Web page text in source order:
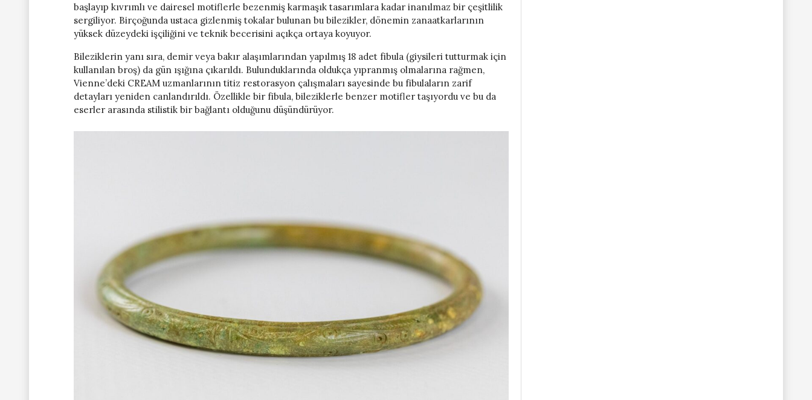
başlayıp kıvrımlı ve dairesel motiflerle bezenmiş karmaşık tasarımlara kadar inanılmaz bir çeşitlilik
sergiliyor. Birçoğunda ustaca gizlenmiş tokalar bulunan bu bilezikler, dönemin zanaatkarlarının
yüksek düzeydeki işçiliğini ve teknik becerisini açıkça ortaya koyuyor.
Bileziklerin yanı sıra, demir veya bakır alaşımlarından yapılmış 18 adet fibula (giysileri tutturmak için
kullanılan broş) da gün ışığına çıkarıldı. Bulunduklarında oldukça yıpranmış olmalarına rağmen,
Vienne’deki CREAM uzmanlarının titiz restorasyon çalışmaları sayesinde bu fibulaların zarif
detayları yeniden canlandırıldı. Özellikle bir fibula, bileziklerle benzer motifler taşıyordu ve bu da
eserler arasında stilistik bir bağlantı olduğunu düşündürüyor.